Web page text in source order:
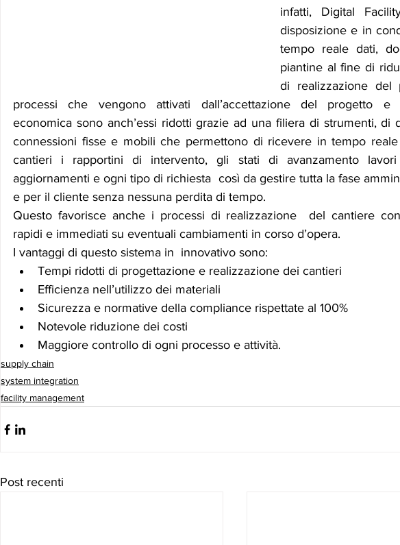
infatti, Digital
disposizione e in
tempo reale dati,
piantine al fine di
di realizzazione del
processi che vengono attivati dall’accettazione del progetto e
economica sono anch’essi ridotti grazie ad una filiera di strumenti, di
connessioni fisse e mobili che permettono di ricevere in tempo
cantieri i rapportini di intervento, gli stati di avanzamento lavori
aggiornamenti e ogni tipo di richiesta  così da gestire tutta la fase
e per il cliente senza nessuna perdita di tempo.
Questo favorisce anche i processi di realizzazione  del cantiere
rapidi e immediati su eventuali cambiamenti in corso d’opera.
I vantaggi di questo sistema in  innovativo sono:
Tempi ridotti di progettazione e realizzazione dei cantieri
Efficienza nell’utilizzo dei materiali
Sicurezza e normative della compliance rispettate al 100%
Notevole riduzione dei costi
Maggiore controllo di ogni processo e attività.
supply chain
system integration
facility management
Post recenti